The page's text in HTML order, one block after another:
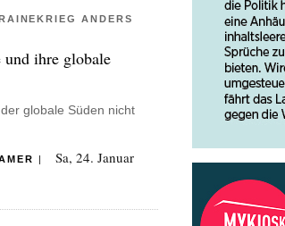
ANDERS
ihre globale
globale Süden nicht
|
Sa, 24. Januar